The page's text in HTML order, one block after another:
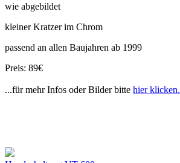
wie abgebildet
kleiner Kratzer im Chrom
passend an allen Baujahren ab 1999
Preis: 89€
...für mehr Infos oder Bilder bitte hier klicken.